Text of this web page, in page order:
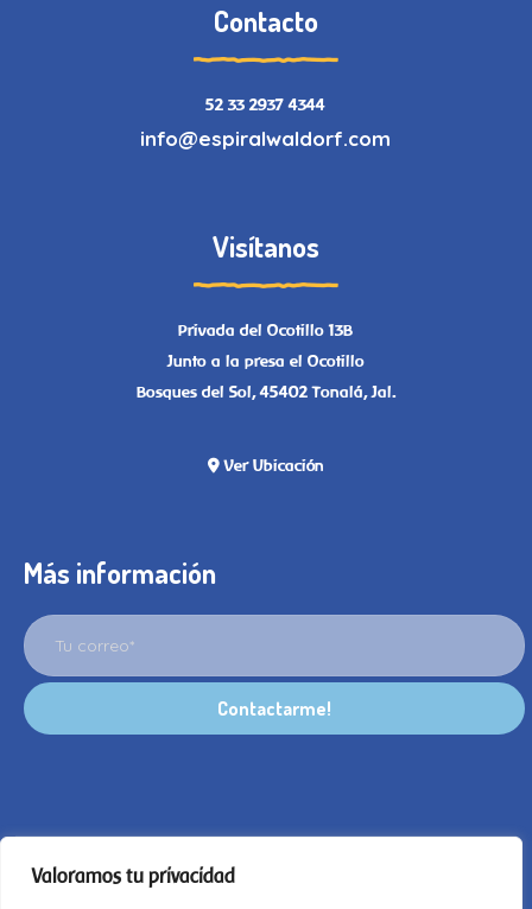
Valoramos tu privacidad
Contacto
52 33 2937 4344
info@espiralwaldorf.com
Visítanos
Privada del Ocotillo 13B
Junto a la presa el Ocotillo
Bosques del Sol, 45402 Tonalá, Jal.
Ver Ubicación
Más información